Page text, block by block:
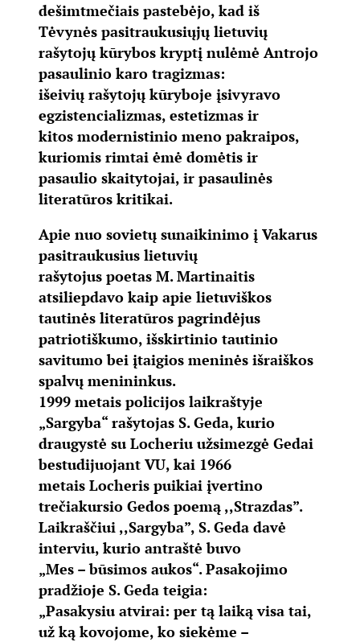
dešimtmečiais pastebėjo, kad iš
Tėvynės pasitraukusiųjų lietuvių
rašytojų kūrybos kryptį nulėmė Antrojo
pasaulinio karo tragizmas:
išeivių rašytojų kūryboje įsivyravo
egzistencializmas, estetizmas ir
kitos modernistinio meno pakraipos,
kuriomis rimtai ėmė domėtis ir
pasaulio skaitytojai, ir pasaulinės
literatūros kritikai.
Apie nuo sovietų sunaikinimo į Vakarus
pasitraukusius lietuvių
rašytojus poetas M. Martinaitis
atsiliepdavo kaip apie lietuviškos
tautinės literatūros pagrindėjus
patriotiškumo, išskirtinio tautinio
savitumo bei įtaigios meninės išraiškos
spalvų menininkus.
1999 metais policijos laikraštyje
„Sargyba“ rašytojas S. Geda, kurio
draugystė su Locheriu užsimezgė Gedai
bestudijuojant VU, kai 1966
metais Locheris puikiai įvertino
trečiakursio Gedos poemą ,,Strazdas”.
Laikraščiui ,,Sargyba”, S. Geda davė
interviu, kurio antraštė buvo
„Mes – būsimos aukos“. Pasakojimo
pradžioje S. Geda teigia:
„Pasakysiu atvirai: per tą laiką visa tai,
už ką kovojome, ko siekėme –